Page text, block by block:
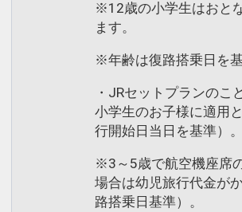
※12歳の小学生はおと
ます。
※年齢は復路搭乗日を基
・JRセットプランのこ
小学生のお子様に適用
行開始日当日を基準）。
※3～5歳で航空機座席
場合は幼児旅行代金が
路搭乗日基準）。